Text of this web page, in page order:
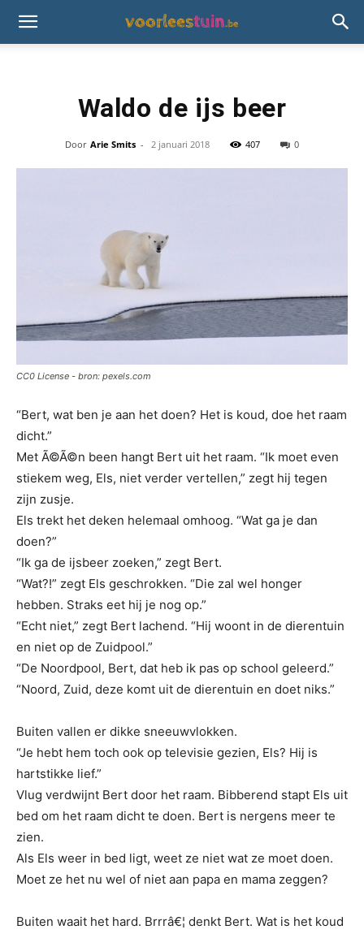
Waldo de ijs beer
Door Arie Smits - 2 januari 2018 407 0
CC0 License - bron: pexels.com
“Bert, wat ben je aan het doen? Het is koud, doe het raam
dicht.”
Met Ã©Ã©n been hangt Bert uit het raam. “Ik moet even
stiekem weg, Els, niet verder vertellen,” zegt hij tegen
zijn zusje.
Els trekt het deken helemaal omhoog. “Wat ga je dan
doen?”
“Ik ga de ijsbeer zoeken,” zegt Bert.
“Wat?!” zegt Els geschrokken. “Die zal wel honger
hebben. Straks eet hij je nog op.”
“Echt niet,” zegt Bert lachend. “Hij woont in de dierentuin
en niet op de Zuidpool.”
“De Noordpool, Bert, dat heb ik pas op school geleerd.”
“Noord, Zuid, deze komt uit de dierentuin en doet niks.”
Buiten vallen er dikke sneeuwvlokken.
“Je hebt hem toch ook op televisie gezien, Els? Hij is
hartstikke lief.”
Vlug verdwijnt Bert door het raam. Bibberend stapt Els uit
bed om het raam dicht te doen. Bert is nergens meer te
zien.
Als Els weer in bed ligt, weet ze niet wat ze moet doen.
Moet ze het nu wel of niet aan papa en mama zeggen?
Buiten waait het hard. Brrrâ€¦ denkt Bert. Wat is het koud